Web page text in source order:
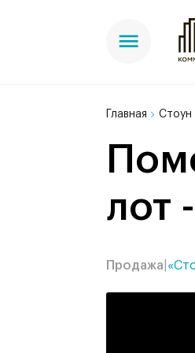
Главная Стоун
Помещение в БЦ Стоун Калужская, 144 м²,
лот
Продажа